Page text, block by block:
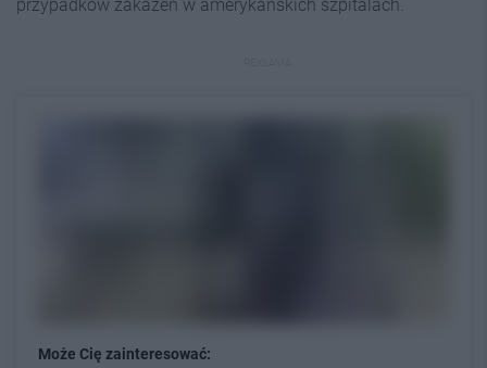
przypadków zakażeń w amerykańskich szpitalach.
Może Cię zainteresować: